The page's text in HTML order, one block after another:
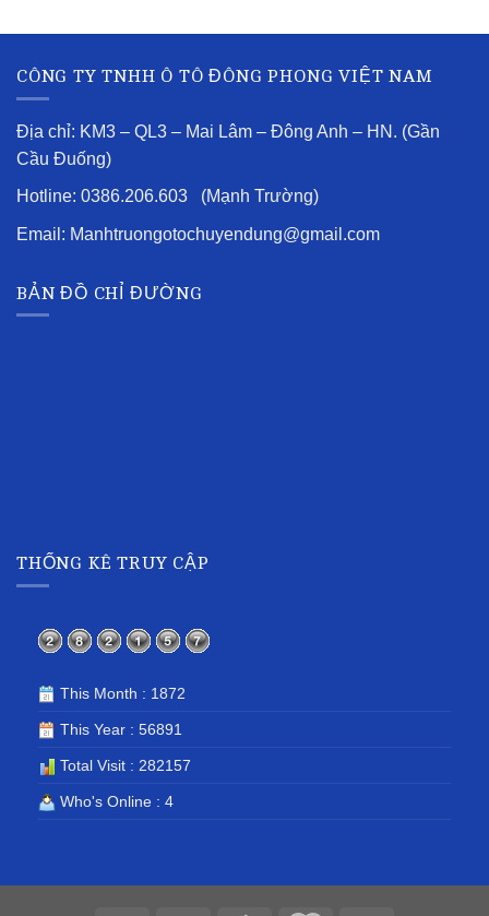
CÔNG TY TNHH Ô TÔ ĐÔNG PHONG VIỆT NAM
Địa chỉ: KM3 – QL3 – Mai Lâm – Đông Anh – HN. (Gần
Cầu Đuống)
Hotline: 0386.206.603 (Mạnh Trường)
Email: Manhtruongotochuyendung@gmail.com
BẢN ĐỒ CHỈ ĐƯỜNG
THỐNG KÊ TRUY CẬP
This Month : 1872
This Year : 56891
Total Visit : 282157
Who's Online : 4